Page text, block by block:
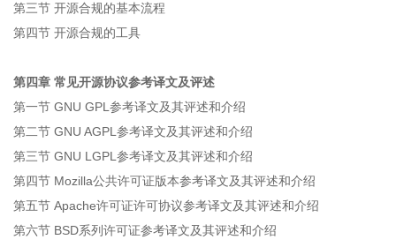
第三节 开源合规的基本流程
第四节 开源合规的工具
第四章 常见开源协议参考译文及评述
第一节 GNU GPL参考译文及其评述和介绍
第二节 GNU AGPL参考译文及其评述和介绍
第三节 GNU LGPL参考译文及其评述和介绍
第四节 Mozilla公共许可证版本参考译文及其评述和介绍
第五节 Apache许可证许可协议参考译文及其评述和介绍
第六节 BSD系列许可证参考译文及其评述和介绍